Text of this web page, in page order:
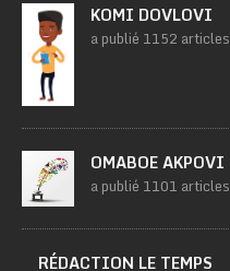
KOMI DOVLOVI
a publié 1152 articles
OMABOE AKPOVI
a publié 1101 articles
RÉDACTION LE TEMPS